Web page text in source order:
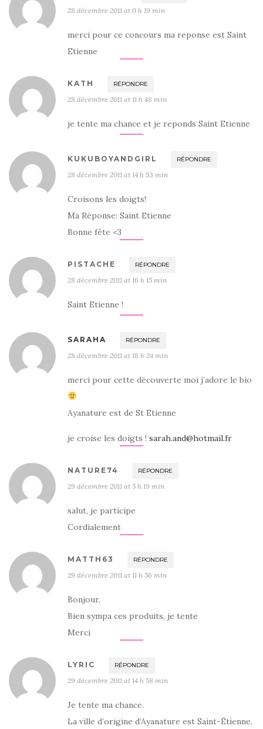
28 décembre 2011 at 0 h 19 min
merci pour ce concours ma reponse est Saint
Etienne
KATH RÉPONDRE
28 décembre 2011 at 11 h 48 min
je tente ma chance et je reponds Saint Etienne
KUKUBOYANDGIRL RÉPONDRE
28 décembre 2011 at 14 h 53 min
Croisons les doigts!
Ma Réponse: Saint Etienne
Bonne fête <3
PISTACHE RÉPONDRE
28 décembre 2011 at 16 h 15 min
Saint Etienne !
SARAHA RÉPONDRE
28 décembre 2011 at 18 h 24 min
merci pour cette découverte moi j’adore le bio
Ayanature est de St Etienne
je croise les doigts ! sarah.and@hotmail.fr
NATURE74 RÉPONDRE
29 décembre 2011 at 5 h 19 min
salut, je participe
Cordialement
MATTH63 RÉPONDRE
29 décembre 2011 at 11 h 56 min
Bonjour,
Bien sympa ces produits, je tente
Merci
LYRIC RÉPONDRE
29 décembre 2011 at 14 h 58 min
Je tente ma chance.
La ville d’origine d’Ayanature est Saint-Étienne.